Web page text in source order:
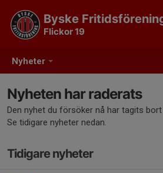
Nyheter
Byske
Flickor 19
Nyheten har raderats
Den nyhet du försöker nå har tagits
Se tidigare nyheter nedan.
Tidigare nyheter